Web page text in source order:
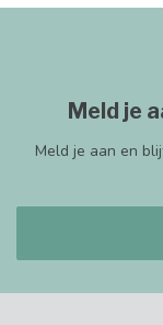
Meld je
Meld je aan en